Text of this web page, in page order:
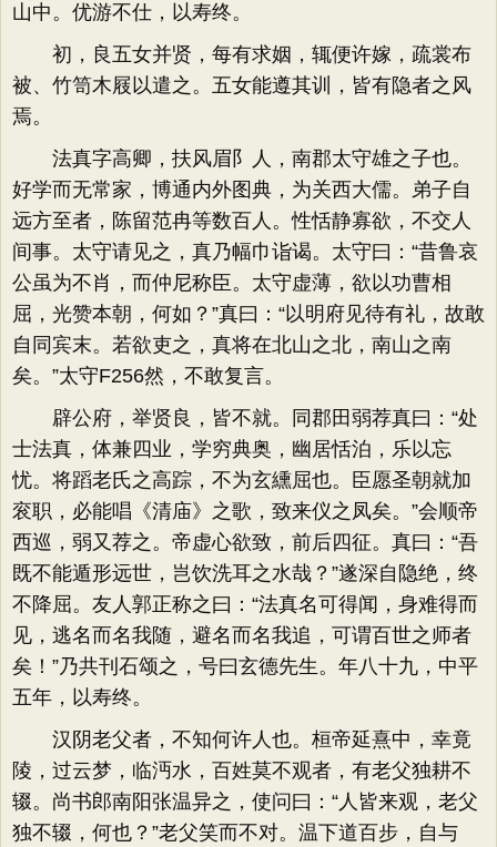
山中。优游不仕，以寿终。
初，良五女并贤，每有求姻，辄便许嫁，疏裳布
被、竹笥木屐以遣之。五女能遵其训，皆有隐者之风
焉。
法真字高卿，扶风眉阝人，南郡太守雄之子也。
好学而无常家，博通内外图典，为关西大儒。弟子自
远方至者，陈留范冉等数百人。性恬静寡欲，不交人
间事。太守请见之，真乃幅巾诣谒。太守曰：“昔鲁哀
公虽为不肖，而仲尼称臣。太守虚薄，欲以功曹相
屈，光赞本朝，何如？”真曰：“以明府见待有礼，故敢
自同宾末。若欲吏之，真将在北山之北，南山之南
矣。”太守F256然，不敢复言。
辟公府，举贤良，皆不就。同郡田弱荐真曰：“处
士法真，体兼四业，学穷典奥，幽居恬泊，乐以忘
忧。将蹈老氏之高踪，不为玄纁屈也。臣愿圣朝就加
衮职，必能唱《清庙》之歌，致来仪之凤矣。”会顺帝
西巡，弱又荐之。帝虚心欲致，前后四征。真曰：“吾
既不能遁形远世，岂饮洗耳之水哉？”遂深自隐绝，终
不降屈。友人郭正称之曰：“法真名可得闻，身难得而
见，逃名而名我随，避名而名我追，可谓百世之师者
矣！”乃共刊石颂之，号曰玄德先生。年八十九，中平
五年，以寿终。
汉阴老父者，不知何许人也。桓帝延熹中，幸竟
陵，过云梦，临沔水，百姓莫不观者，有老父独耕不
辍。尚书郎南阳张温异之，使问曰：“人皆来观，老父
独不辍，何也？”老父笑而不对。温下道百步，自与